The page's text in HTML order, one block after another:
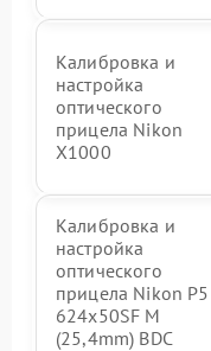
Калибровка и
настройка
оптического
прицела Nikon
X1000
Калибровка и
настройка
оптического
прицела Nikon P5
624x50SF M
(25,4mm) BDC